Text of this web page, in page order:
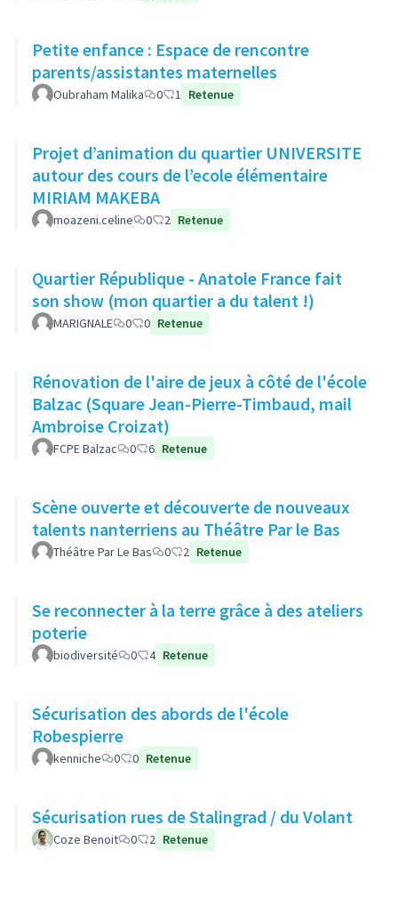
Petite enfance : Espace de rencontre
parents/assistantes maternelles
Oubraham Malika 0 1 Retenue
Projet d’animation du quartier UNIVERSITE
autour des cours de l’ecole élémentaire
MIRIAM MAKEBA
moazeni.celine 0 2 Retenue
Quartier République - Anatole France fait
son show (mon quartier a du talent !)
MARIGNALE 0 0 Retenue
Rénovation de l'aire de jeux à côté de l'école
Balzac (Square Jean-Pierre-Timbaud, mail
Ambroise Croizat)
FCPE Balzac 0 6 Retenue
Scène ouverte et découverte de nouveaux
talents nanterriens au Théâtre Par le Bas
Théâtre Par Le Bas 0 2 Retenue
Se reconnecter à la terre grâce à des ateliers
poterie
biodiversité 0 4 Retenue
Sécurisation des abords de l'école
Robespierre
kenniche 0 0 Retenue
Sécurisation rues de Stalingrad / du Volant
Coze Benoit 0 2 Retenue